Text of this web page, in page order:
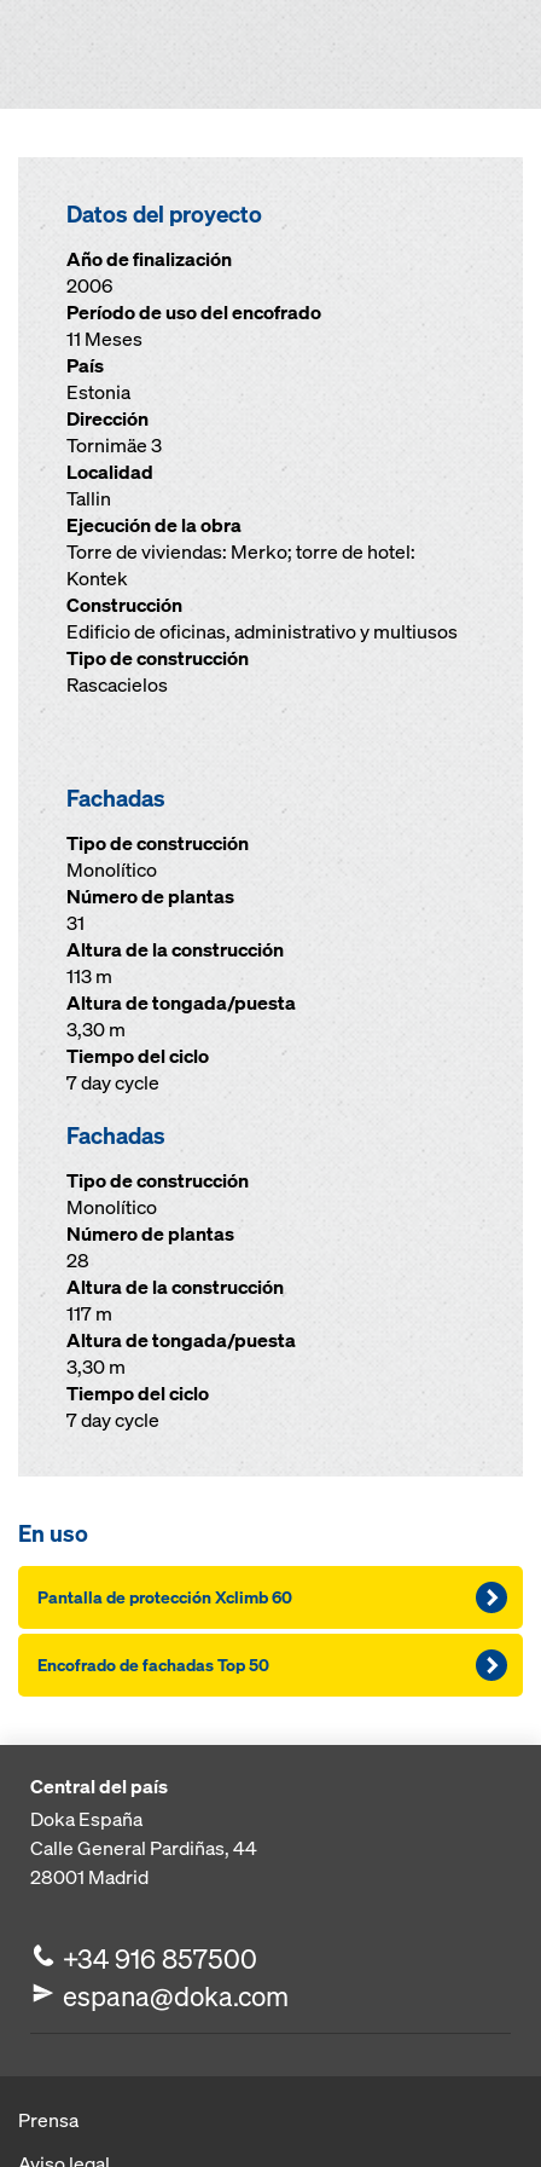
Datos del proyecto
Año de finalización
2006
Período de uso del encofrado
11 Meses
País
Estonia
Dirección
Tornimäe 3
Localidad
Tallin
Ejecución de la obra
Torre de viviendas: Merko; torre de hotel:
Kontek
Construcción
Edificio de oficinas, administrativo y multiusos
Tipo de construcción
Rascacielos
Fachadas
Tipo de construcción
Monolítico
Número de plantas
31
Altura de la construcción
113 m
Altura de tongada/puesta
3,30 m
Tiempo del ciclo
7 day cycle
Fachadas
Tipo de construcción
Monolítico
Número de plantas
28
Altura de la construcción
117 m
Altura de tongada/puesta
3,30 m
Tiempo del ciclo
7 day cycle
En uso
Pantalla de protección Xclimb 60
Encofra­do de facha­das Top 50
Central del país
Doka España
Calle General Pardiñas, 44
28001 Madrid
+34 916 857500
espana@doka.com
Prensa